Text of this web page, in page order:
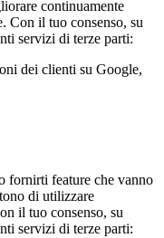
continuamente
Con il tuo consenso, su
servizi di terze parti:
dei clienti su Google,
fornirti feature che vanno
di utilizzare
il tuo consenso, su
servizi di terze parti: